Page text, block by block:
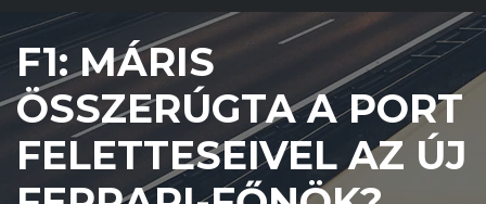
F1: MÁRIS
ÖSSZERÚGTA A PORT
FELETTESEIVEL AZ ÚJ